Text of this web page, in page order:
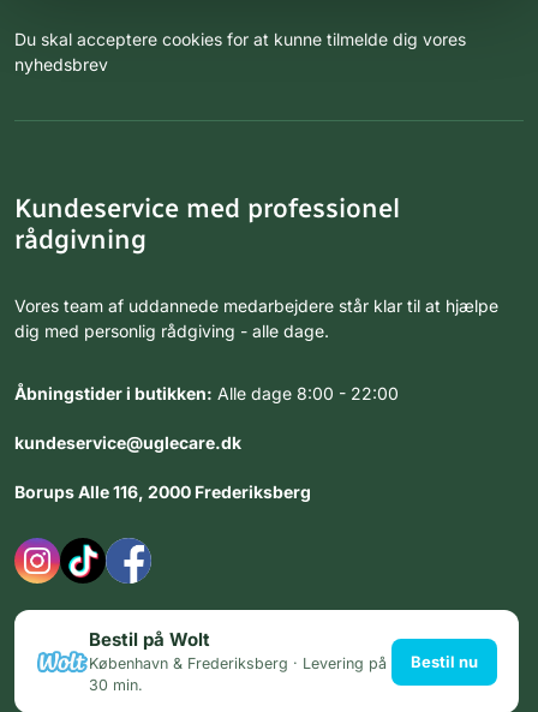
Du skal acceptere cookies for at kunne tilmelde dig vores
nyhedsbrev
Kundeservice med professionel
rådgivning
Vores team af uddannede medarbejdere står klar til at hjælpe
dig med personlig rådgiving - alle dage.
Åbningstider i butikken: Alle dage 8:00 - 22:00
kundeservice@uglecare.dk
Borups Alle 116, 2000 Frederiksberg
Bestil på Wolt
København & Frederiksberg · Levering på
30 min.
Bestil nu